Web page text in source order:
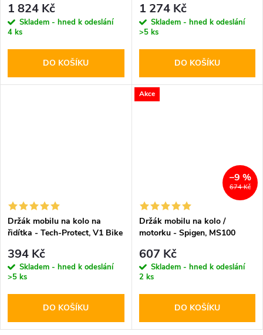
1 824 Kč
Skladem - hned k odeslání
4 ks
DO KOŠÍKU
1 274 Kč
Skladem - hned k odeslání
>5 ks
DO KOŠÍKU
Držák mobilu na kolo na
řidítka - Tech-Protect, V1 Bike
394 Kč
Skladem - hned k odeslání
>5 ks
DO KOŠÍKU
Akce
674 Kč
–9 %
Držák mobilu na kolo /
motorku - Spigen, MS100
607 Kč
Skladem - hned k odeslání
2 ks
DO KOŠÍKU